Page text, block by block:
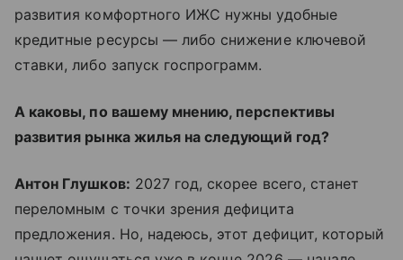
развития комфортного ИЖС нужны удобные
кредитные ресурсы — либо снижение ключевой
ставки, либо запуск госпрограмм.
А каковы, по вашему мнению, перспективы
развития рынка жилья на следующий год?
Антон Глушков: 2027 год, скорее всего, станет
переломным с точки зрения дефицита
предложения. Но, надеюсь, этот дефицит, который